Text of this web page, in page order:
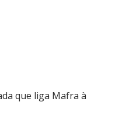
que liga Mafra à